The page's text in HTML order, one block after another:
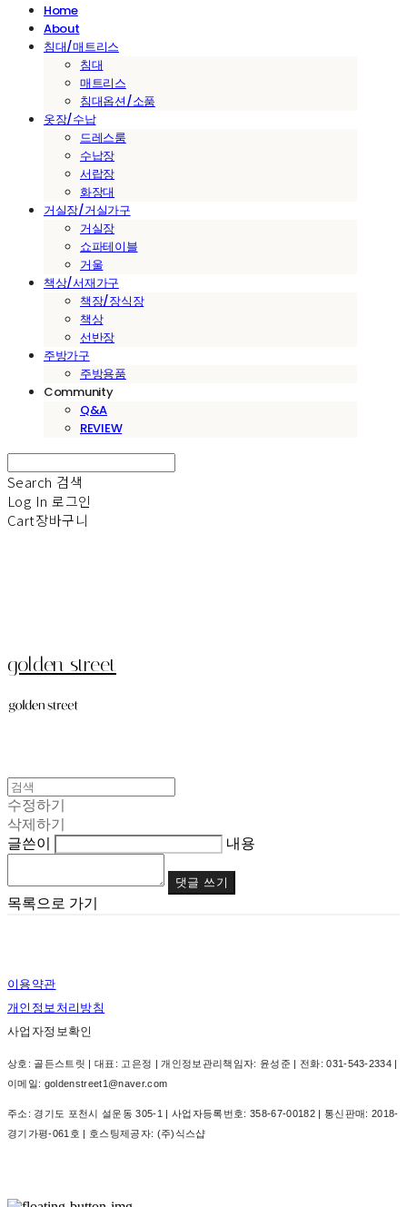
Home
About
침대/매트리스
침대
매트리스
침대옵션/소품
옷장/수납
드레스룸
수납장
서랍장
화장대
거실장/거실가구
거실장
쇼파테이블
거울
책상/서재가구
책장/장식장
책상
선반장
주방가구
주방용품
Community
Q&A
REVIEW
Search 검색
Log In 로그인
Cart장바구니
golden street
수정하기
삭제하기
글쓴이
내용
댓글 쓰기
목록으로 가기
이용약관
개인정보처리방침
사업자정보확인
상호: 골든스트릿 | 대표: 고은정 | 개인정보관리책임자: 윤성준 | 전화: 031-543-2334 |
이메일: goldenstreet1@naver.com
주소: 경기도 포천시 설운동 305-1 | 사업자등록번호: 358-67-00182| 통신판매: 2018-
경기가평-061호 | 호스팅제공자: (주)식스샵